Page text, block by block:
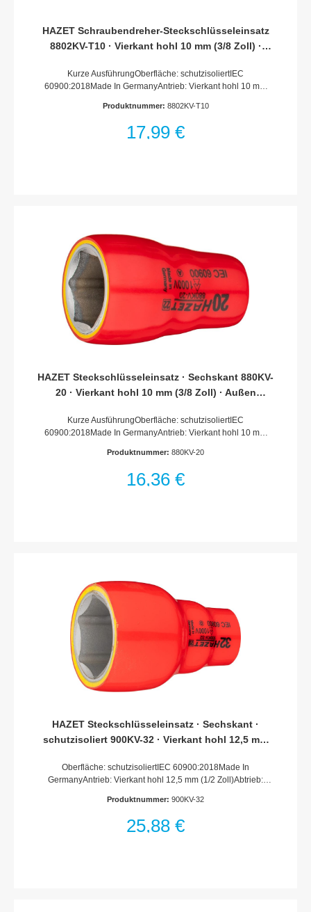
HAZET Schraubendreher-Steckschlüsseleinsatz
8802KV-T10 · Vierkant hohl 10 mm (3/8 Zoll) ·
Kurze AusführungOberfläche: schutzisoliertIEC
60900:2018Made In GermanyAntrieb: Vierkant hohl 10 mm
T10Abmessungen / Länge: 59.5 mmLänge l1: 12.5
Produktnummer: 8802KV-T10
17,99 €
HAZET Steckschlüsseleinsatz · Sechskant 880KV-
20 · Vierkant hohl 10 mm (3/8 Zoll) · Außen
Kurze AusführungOberfläche: schutzisoliertIEC
60900:2018Made In GermanyAntrieb: Vierkant hohl 10 mm
TractionsprofilSchlüsselweite: 20 mmAbmessungen / Länge:
(am Antrieb): 23 mmSchutzisolierung bis 1000VFür
Produktnummer: 880KV-20
16,36 €
HAZET Steckschlüsseleinsatz · Sechskant ·
schutzisoliert 900KV-32 · Vierkant hohl 12,5 mm
mm
Oberfläche: schutzisoliertIEC 60900:2018Made In
GermanyAntrieb: Vierkant hohl 12,5 mm (1/2 Zoll)Abtrieb:
mmAbmessungen / Länge: 66 mmDurchmesser d1 (am
mmSchutzisolierung bis 1000VFür Handbetätigung
Produktnummer: 900KV-32
25,88 €